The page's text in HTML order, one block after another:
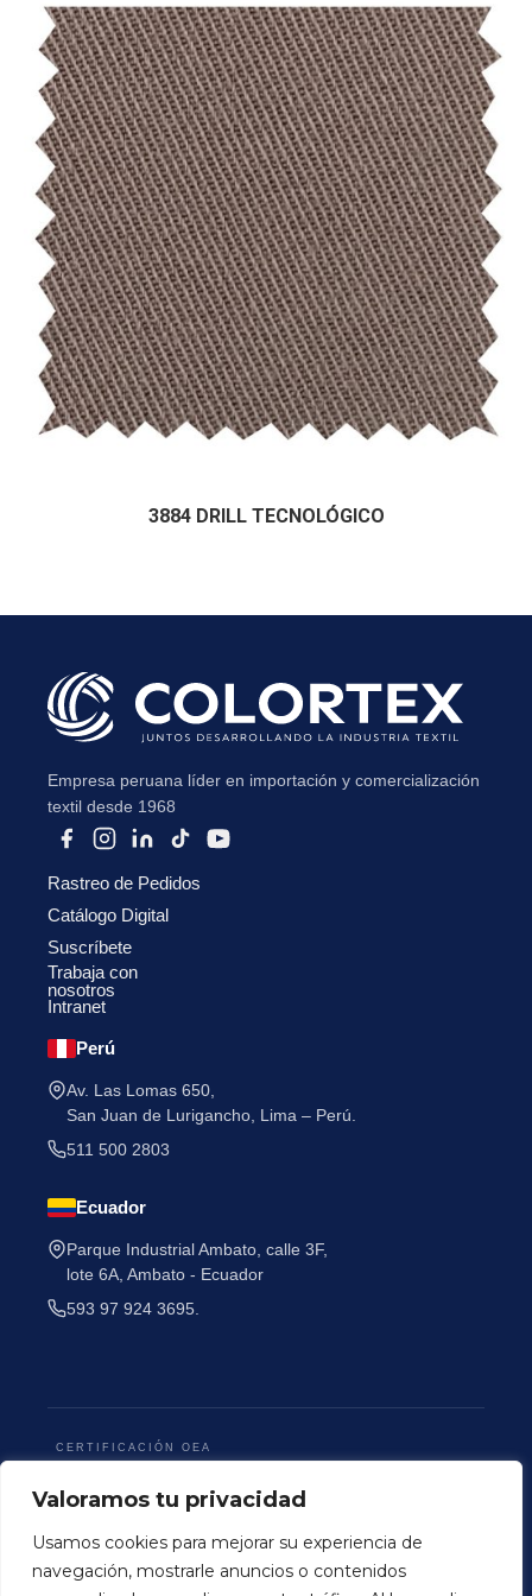
Valoramos tu privacidad
Usamos cookies para mejorar su experiencia de
navegación, mostrarle anuncios o contenidos
3884 DRILL TECNOLÓGICO
Empresa peruana líder en importación y comercialización
textil desde 1968
Rastreo de Pedidos
Catálogo Digital
Suscríbete
Trabaja con
nosotros
Intranet
Perú
Av. Las Lomas 650,
San Juan de Lurigancho, Lima – Perú.
511 500 2803
Ecuador
Parque Industrial Ambato, calle 3F,
lote 6A, Ambato - Ecuador
593 97 924 3695.
CERTIFICACIÓN OEA
Terminos y CondicionesPolitica de Privacidad
Datos personales:
He leído y acepto laPolítica de Privacidad